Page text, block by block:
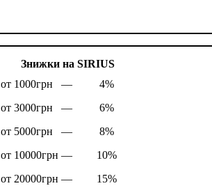
Знижки на SIRIUS
от 1000грн —
4%
от 3000грн —
6%
от 5000грн —
8%
от 10000грн —
10%
от 20000грн —
15%